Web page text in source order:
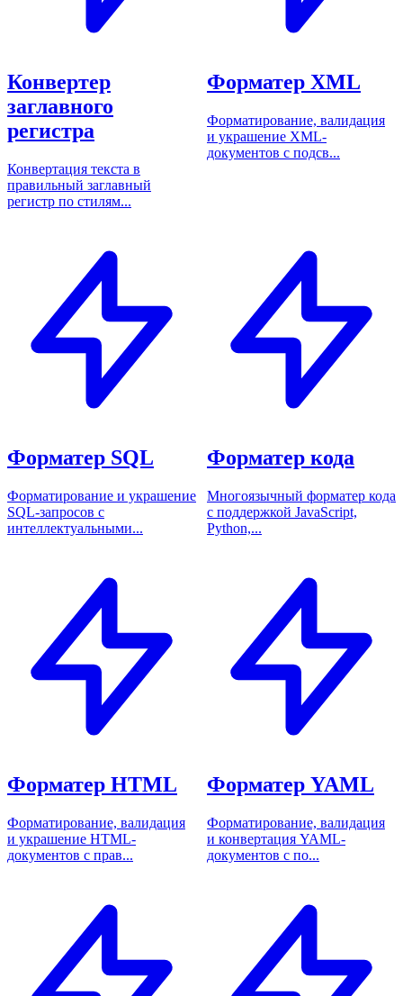
Конвертер
заглавного
регистра
Конвертация текста в
правильный заглавный
регистр по стилям...
Форматер XML
Форматирование, валидация
и украшение XML-
документов с подсв...
Форматер SQL
Форматирование и украшение
SQL-запросов с
интеллектуальными...
Форматер кода
Многоязычный форматер кода
с поддержкой JavaScript,
Python,...
Форматер HTML
Форматирование, валидация
и украшение HTML-
документов с прав...
Форматер YAML
Форматирование, валидация
и конвертация YAML-
документов с по...